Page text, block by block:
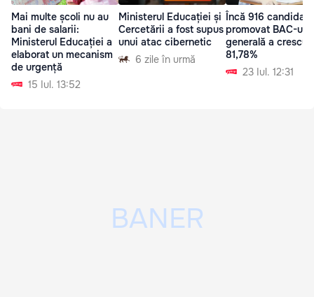
Mai multe școli nu au
bani de salarii:
Ministerul Educației a
elaborat un mecanism
de urgență
15 Iul. 13:52
Ministerul Educației și
Cercetării a fost supus
unui atac cibernetic
6 zile în urmă
Încă 916 candidați
promovat BAC-ul:
generală a crescut
81,78%
23 Iul. 12:31